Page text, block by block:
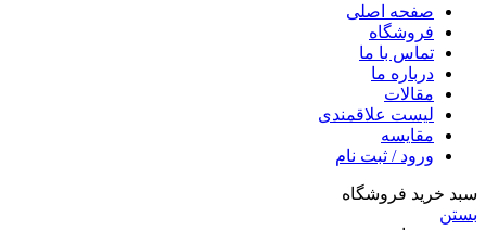
صفحه اصلی
فروشگاه
تماس با ما
درباره ما
مقالات
لیست علاقمندی
مقایسه
ورود / ثبت نام
سبد خرید فروشگاه
بستن